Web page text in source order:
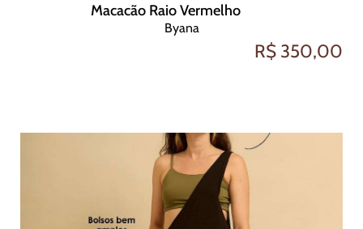
Macacão Raio Vermelho
Byana
R$ 350,00